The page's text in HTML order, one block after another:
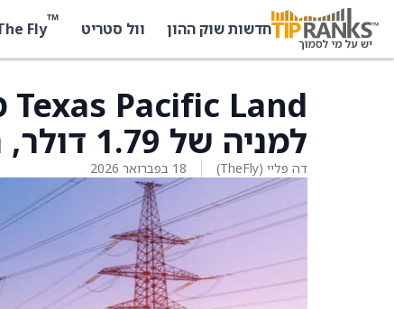
חדשות שוק ההון וול סטריט ™
Fly
למניה של 1.79 דולר, הצפי עמד על 1.77 דולר
דה פליי (TheFly) 18 בפברואר 2026